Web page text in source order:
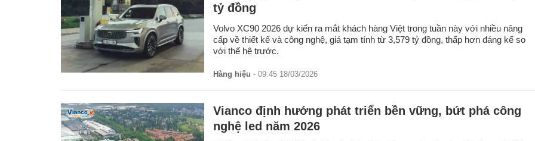
tỷ đồng
Volvo XC90 2026 dự kiến ra mắt khách hàng Việt trong tuần này với nhiều nâng
cấp về thiết kế và công nghệ, giá tạm tính từ 3,579 tỷ đồng, thấp hơn đáng kể so
với thế hệ trước.
Hàng hiệu - 09:45 18/03/2026
Vianco định hướng phát triển bền vững, bứt phá công
nghệ led năm 2026